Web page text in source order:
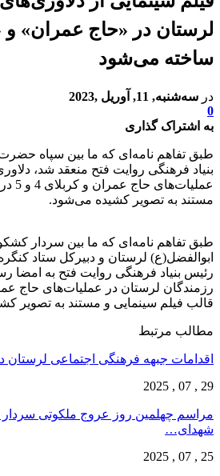
ساخته می‌شود
در سه‌شنبه, 11, آوریل ,2023
0
به اشتراک گذاری
طبق تفاهم نامه‌ای که ما بین سپاه
بنیاد فرهنگی روایت فتح منعقد شد،
مستند به تصویر کشیده می‌شود.
طبق تفاهم نامه‌ای که ما بین سردار
ابوالفضل(ع) لرستان و دبیرکل ستاد
رئیس بنیاد فرهنگی روایت فتح به امضا
قالب فیلم سینمایی و مستند به تصویر
مطالب مرتبط
اقدامات جبهه فرهنگی اجتماعی لرستان در
29 , 07 , 2025
مراسم چهلمین روز عروج ملکوتی سردار
شهدای…
25 , 07 , 2025